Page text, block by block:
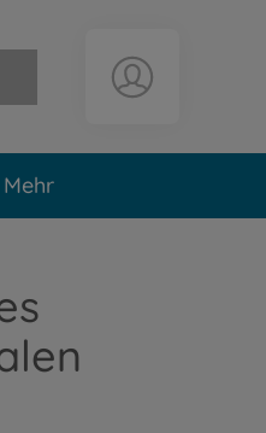
Warenkorb leer
Mehr